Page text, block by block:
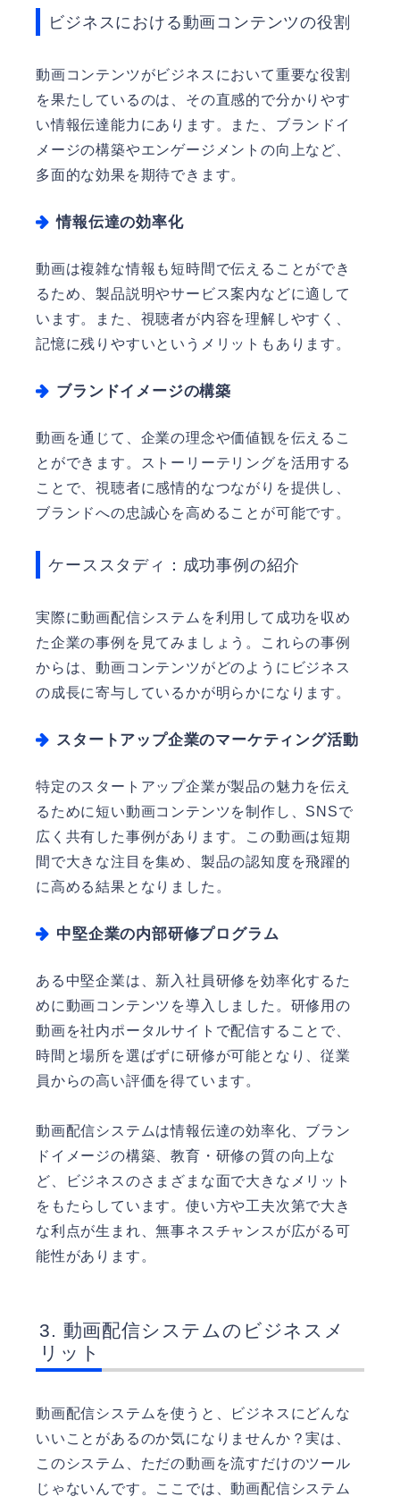
ビジネスにおける動画コンテンツの役割
動画コンテンツがビジネスにおいて重要な役割
を果たしているのは、その直感的で分かりやす
い情報伝達能力にあります。また、ブランドイ
メージの構築やエンゲージメントの向上など、
多面的な効果を期待できます。
情報伝達の効率化
動画は複雑な情報も短時間で伝えることができ
るため、製品説明やサービス案内などに適して
います。また、視聴者が内容を理解しやすく、
記憶に残りやすいというメリットもあります。
ブランドイメージの構築
動画を通じて、企業の理念や価値観を伝えるこ
とができます。ストーリーテリングを活用する
ことで、視聴者に感情的なつながりを提供し、
ブランドへの忠誠心を高めることが可能です。
ケーススタディ：成功事例の紹介
実際に動画配信システムを利用して成功を収め
た企業の事例を見てみましょう。これらの事例
からは、動画コンテンツがどのようにビジネス
の成長に寄与しているかが明らかになります。
スタートアップ企業のマーケティング活動
特定のスタートアップ企業が製品の魅力を伝え
るために短い動画コンテンツを制作し、SNSで
広く共有した事例があります。この動画は短期
間で大きな注目を集め、製品の認知度を飛躍的
に高める結果となりました。
中堅企業の内部研修プログラム
ある中堅企業は、新入社員研修を効率化するた
めに動画コンテンツを導入しました。研修用の
動画を社内ポータルサイトで配信することで、
時間と場所を選ばずに研修が可能となり、従業
員からの高い評価を得ています。
動画配信システムは情報伝達の効率化、ブラン
ドイメージの構築、教育・研修の質の向上な
ど、ビジネスのさまざまな面で大きなメリット
をもたらしています。使い方や工夫次第で大き
な利点が生まれ、無事ネスチャンスが広がる可
能性があります。
動画配信システムのビジネスメ
リット
動画配信システムを使うと、ビジネスにどんな
いいことがあるのか気になりませんか？実は、
このシステム、ただの動画を流すだけのツール
じゃないんです。ここでは、動画配信システム